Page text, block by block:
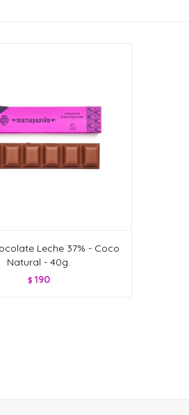
Leche 37% - Coco
Natural - 40g.
$ 190